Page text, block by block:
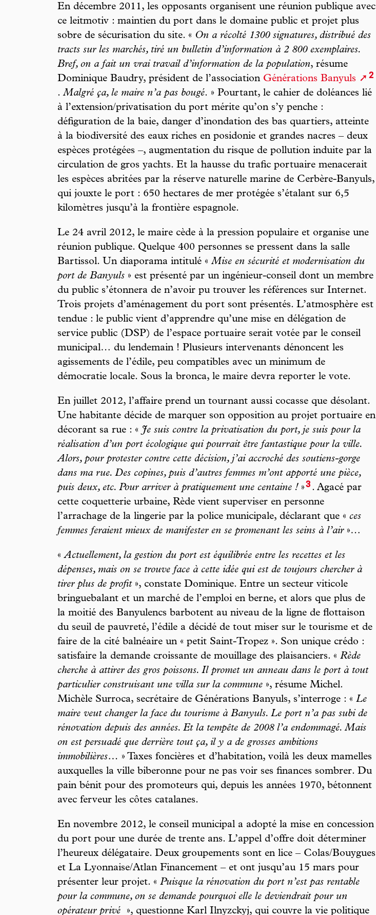
En décembre 2011, les opposants organisent une réunion publique avec
ce leitmotiv : maintien du port dans le domaine public et projet plus
sobre de sécurisation du site. « On a récolté 1300 signatures, distribué des
tracts sur les marchés, tiré un bulletin d’information à 2 800 exemplaires.
Bref, on a fait un vrai travail d’information de la population, résume
Dominique Baudry, président de l’association Générations Banyuls 2
.Malgré ça, le maire n’a pas bougé. » Pourtant, le cahier de doléances lié
à l’extension/privatisation du port mérite qu’on s’y penche :
défiguration de la baie, danger d’inondation des bas quartiers, atteinte
à la biodiversité des eaux riches en posidonie et grandes nacres – deux
espèces protégées –, augmentation du risque de pollution induite par la
circulation de gros yachts. Et la hausse du trafic portuaire menacerait
les espèces abritées par la réserve naturelle marine de Cerbère-Banyuls,
qui jouxte le port : 650 hectares de mer protégée s’étalant sur 6,5
kilomètres jusqu’à la frontière espagnole.
Le 24 avril 2012, le maire cède à la pression populaire et organise une
réunion publique. Quelque 400 personnes se pressent dans la salle
Bartissol. Un diaporama intitulé «Mise en sécurité et modernisation du
port de Banyuls » est présenté par un ingénieur-conseil dont un membre
du public s’étonnera de n’avoir pu trouver les références sur Internet.
Trois projets d’aménagement du port sont présentés. L’atmosphère est
tendue : le public vient d’apprendre qu’une mise en délégation de
service public (DSP) de l’espace portuaire serait votée par le conseil
municipal… du lendemain ! Plusieurs intervenants dénoncent les
agissements de l’édile, peu compatibles avec un minimum de
démocratie locale. Sous la bronca, le maire devra reporter le vote.
En juillet 2012, l’affaire prend un tournant aussi cocasse que désolant.
Une habitante décide de marquer son opposition au projet portuaire en
décorant sa rue : «Je suis contre la privatisation du port, je suis pour la
réalisation d’un port écologique qui pourrait être fantastique pour la ville.
Alors, pour protester contre cette décision, j’ai accroché des soutiens-gorge
dans ma rue. Des copines, puis d’autres femmes m’ont apporté une pièce,
puis deux, etc. Pour arriver à pratiquement une centaine ! »3 . Agacé par
cette coquetterie urbaine, Rède vient superviser en personne
l’arrachage de la lingerie par la police municipale, déclarant que « ces
femmes feraient mieux de manifester en se promenant les seins à l’air»…
«Actuellement, la gestion du port est équilibrée entre les recettes et les
dépenses, mais on se trouve face à cette idée qui est de toujours chercher à
tirer plus de profit», constate Dominique. Entre un secteur viticole
bringuebalant et un marché de l’emploi en berne, et alors que plus de
la moitié des Banyulencs barbotent au niveau de la ligne de flottaison
du seuil de pauvreté, l’édile a décidé de tout miser sur le tourisme et de
faire de la cité balnéaire un « petit Saint-Tropez ». Son unique crédo :
satisfaire la demande croissante de mouillage des plaisanciers. « Rède
cherche à attirer des gros poissons. Il promet un anneau dans le port à tout
particulier construisant une villa sur la commune », résume Michel.
Michèle Surroca, secrétaire de Générations Banyuls, s’interroge : « Le
maire veut changer la face du tourisme à Banyuls. Le port n’a pas subi de
rénovation depuis des années. Et la tempête de 2008 l’a endommagé. Mais
on est persuadé que derrière tout ça, il y a de grosses ambitions
immobilières… » Taxes foncières et d’habitation, voilà les deux mamelles
auxquelles la ville biberonne pour ne pas voir ses finances sombrer. Du
pain bénit pour des promoteurs qui, depuis les années 1970, bétonnent
avec ferveur les côtes catalanes.
En novembre 2012, le conseil municipal a adopté la mise en concession
du port pour une durée de trente ans. L’appel d’offre doit déterminer
l’heureux délégataire. Deux groupements sont en lice – Colas/Bouygues
et La Lyonnaise/Atlan Financement – et ont jusqu’au 15 mars pour
présenter leur projet. « Puisque la rénovation du port n’est pas rentable
pour la commune, on se demande pourquoi elle le deviendrait pour un
opérateur privé », questionne Karl Ilnyzckyj, qui couvre la vie politique